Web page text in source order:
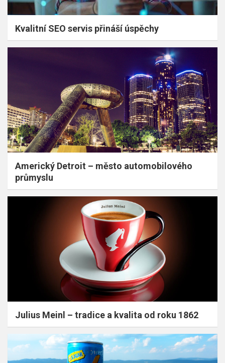
Kvalitní SEO servis přináší úspěchy
Americký Detroit – město automobilového
průmyslu
Julius Meinl – tradice a kvalita od roku 1862